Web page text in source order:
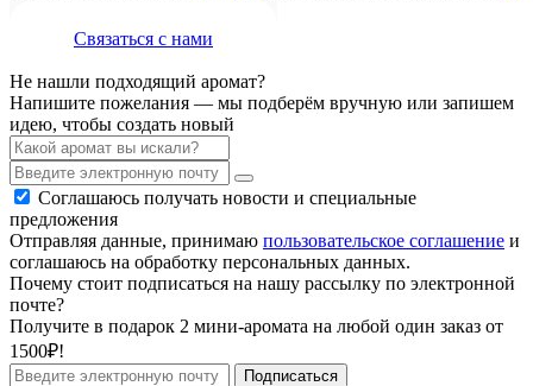
Связаться с нами
Не нашли подходящий аромат?
Напишите пожелания — мы подберём вручную или запишем
идею, чтобы создать новый
Соглашаюсь получать новости и специальные
предложения
Отправляя данные, принимаю пользовательское соглашение и
соглашаюсь на обработку персональных данных.
Почему стоит подписаться на нашу рассылку по электронной
почте?
Получите в подарок 2 мини-аромата на любой один заказ от
1500₽!
Подписаться